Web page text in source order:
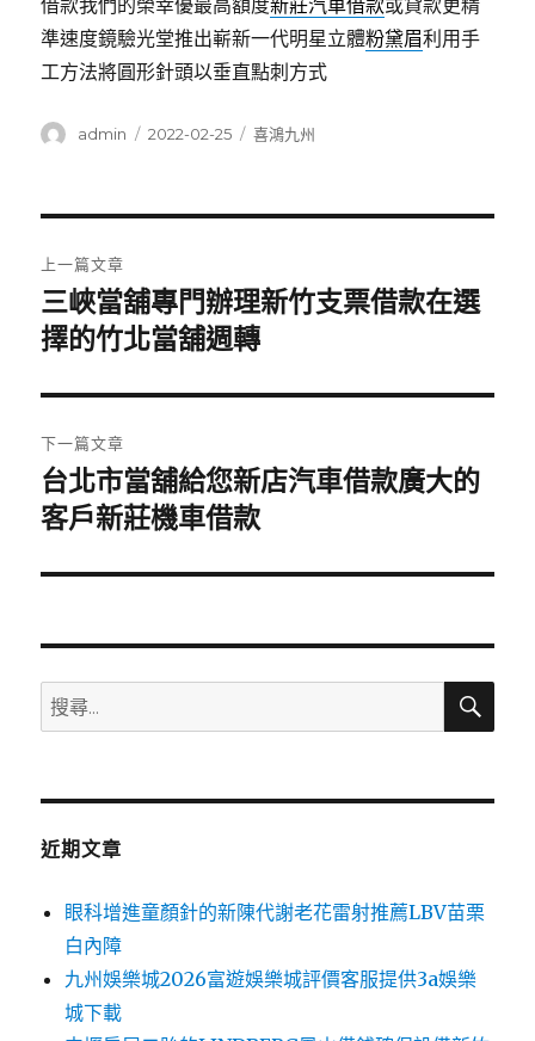
借款我們的榮幸優最高額度新莊汽車借款或貸款更精
準速度鏡驗光堂推出嶄新一代​明星立體粉黛眉利用手
工方法將圓形針頭以垂直點刺方式
作
admin
發
2022-02-25
分
喜鴻九州
章
導
覽
上一篇文章
上
一
文
章:
三峽當舖專門辦理新竹支票借款在選
擇的竹北當舖週轉
下一篇文章
下
一
文
台北市當舖給您新店汽車借款廣大的
客戶新莊機車借款
搜
尋
鍵
搜
近期文章
眼科增進童顏針的新陳代謝老花雷射推薦LBV苗栗
白內障
九州娛樂城2026富遊娛樂城評價客服提供3a娛樂
城下載